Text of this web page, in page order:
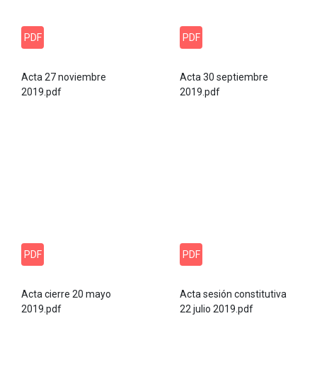
PDF
Acta 27 noviembre
2019.pdf
PDF
Acta 30 septiembre
2019.pdf
PDF
Acta cierre 20 mayo
2019.pdf
PDF
Acta sesión constitutiva
22 julio 2019.pdf